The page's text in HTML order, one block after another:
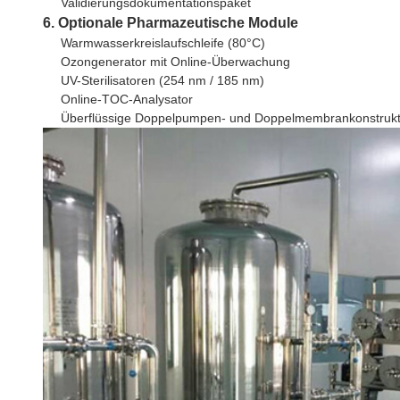
6. Optionale Pharmazeutische Module
Warmwasserkreislaufschleife (80°C)
Ozongenerator mit Online-Überwachung
UV-Sterilisatoren (254 nm / 185 nm)
Online-TOC-Analysator
Überflüssige Doppelpumpen- und